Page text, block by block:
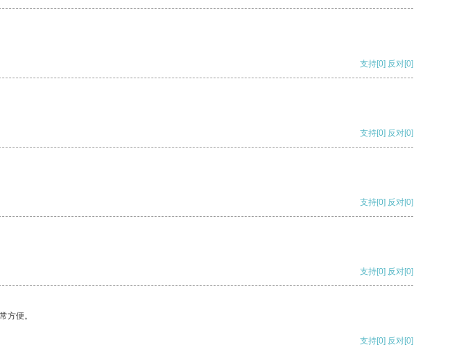
支持[0] 反对[0]
支持[0] 反对[0]
支持[0] 反对[0]
支持[0] 反对[0]
方便。
支持[0] 反对[0]